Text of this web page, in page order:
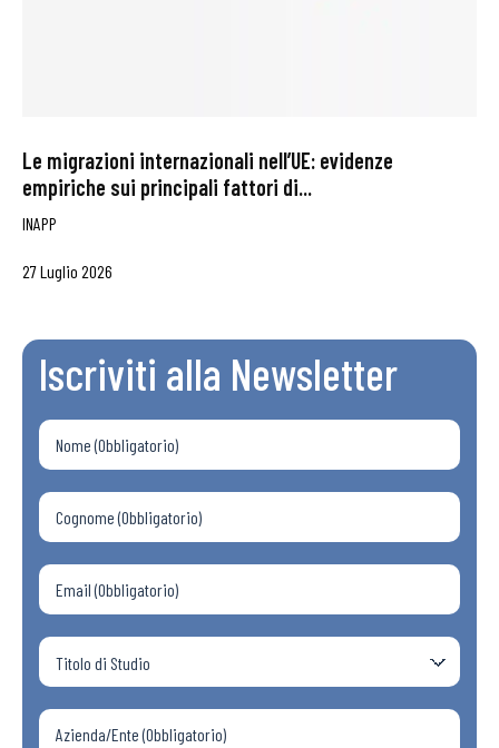
Le migrazioni internazionali nell’UE: evidenze
empiriche sui principali fattori di...
INAPP
27 Luglio 2026
Iscriviti alla Newsletter